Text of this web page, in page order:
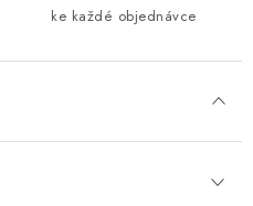
ke každé objednávce